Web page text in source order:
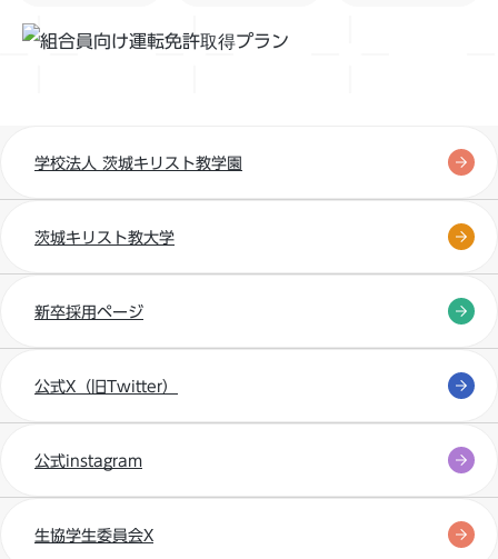
学校法人 茨城キリスト教学園
茨城キリスト教大学
新卒採用ページ
公式X（旧Twitter）
公式instagram
生協学生委員会X